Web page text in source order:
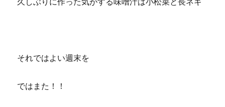
それではよい週末を
ではまた！！